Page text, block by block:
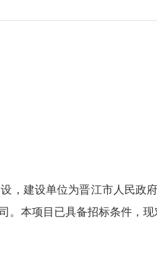
建设单位为晋江市人民政
本项目已具备招标条件，现